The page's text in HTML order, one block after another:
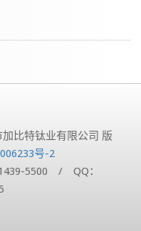
比特钛业有限公司 版
号-2
5500 / QQ：